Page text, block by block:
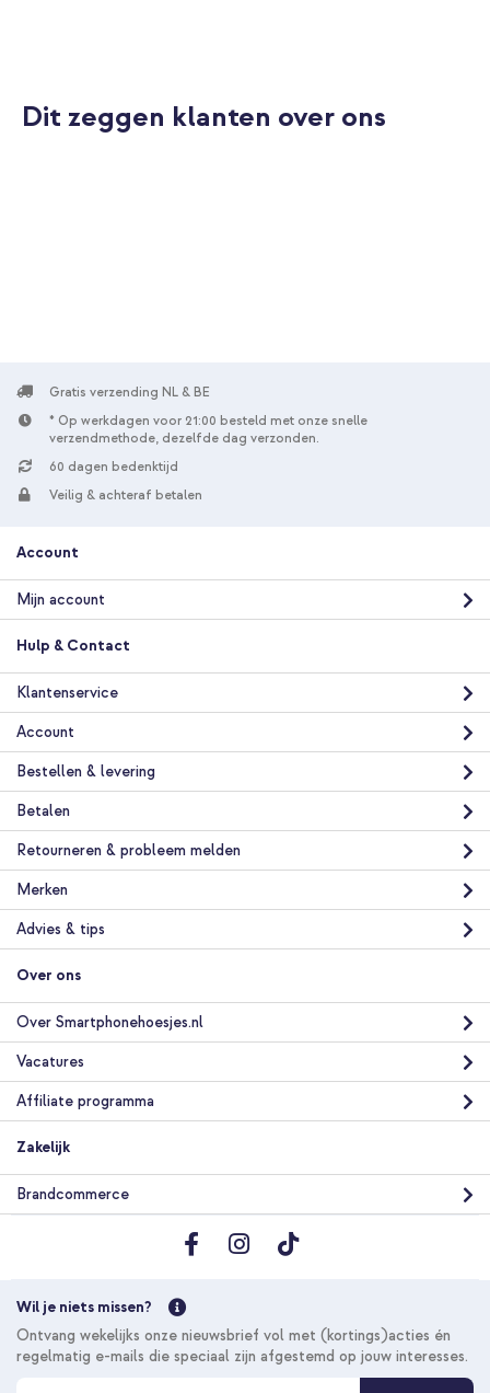
Dit zeggen klanten over ons
Gratis verzending NL & BE
* Op werkdagen voor 21:00 besteld met onze snelle
verzendmethode, dezelfde dag verzonden.
60 dagen bedenktijd
Veilig & achteraf betalen
Account
Mijn account
Hulp & Contact
Klantenservice
Account
Bestellen & levering
Betalen
Retourneren & probleem melden
Merken
Advies & tips
Over ons
Over Smartphonehoesjes.nl
Vacatures
Affiliate programma
Zakelijk
Brandcommerce
Wil je niets missen?
Ontvang wekelijks onze nieuwsbrief vol met (kortings)acties én
regelmatig e-mails die speciaal zijn afgestemd op jouw interesses.